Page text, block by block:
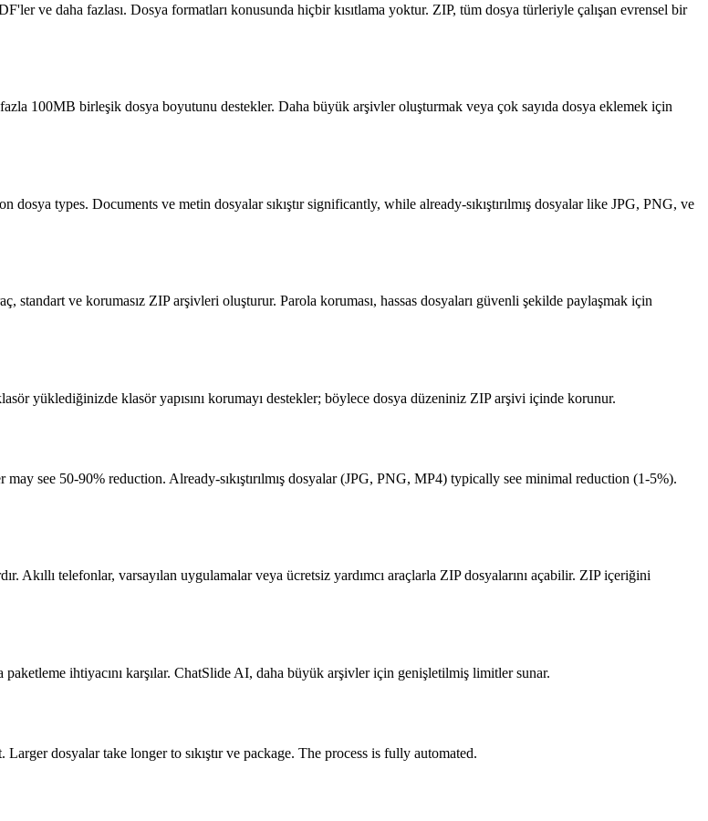
ve daha fazlası. Dosya formatları konusunda hiçbir kısıtlama yoktur. ZIP, tüm dosya türleriyle çalışan evrensel bir
100MB birleşik dosya boyutunu destekler. Daha büyük arşivler oluşturmak veya çok sayıda dosya eklemek için
dosya types. Documents ve metin dosyalar sıkıştır significantly, while already-sıkıştırılmış dosyalar like JPG, PNG, ve
ve korumasız ZIP arşivleri oluşturur. Parola koruması, hassas dosyaları güvenli şekilde paylaşmak için
yüklediğinizde klasör yapısını korumayı destekler; böylece dosya düzeniniz ZIP arşivi içinde korunur.
may see 50-90% reduction. Already-sıkıştırılmış dosyalar (JPG, PNG, MP4) typically see minimal reduction (1-5%).
telefonlar, varsayılan uygulamalar veya ücretsiz yardımcı araçlarla ZIP dosyalarını açabilir. ZIP içeriğini
ihtiyacını karşılar. ChatSlide AI, daha büyük arşivler için genişletilmiş limitler sunar.
dosyalar take longer to sıkıştır ve package. The process is fully automated.